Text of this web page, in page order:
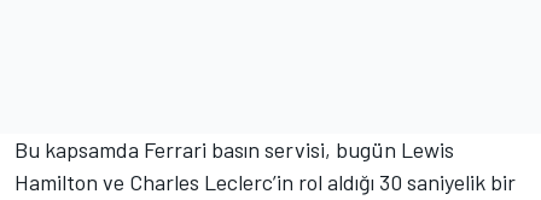
Bu kapsamda Ferrari basın servisi, bugün Lewis
Hamilton ve Charles Leclerc’in rol aldığı 30 saniyelik bir